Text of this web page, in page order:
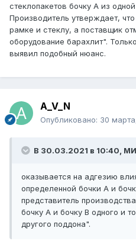
стеклопакетов бочку А из
Производитель утверждает,
рамке и стеклу, а поставщик
оборудование барахлит".
выявил подобный нюанс.
A_V_N
Опубликовано: 30
В 30.03.2021 в 10:40,
оказывается на адгезию
определенной бочки А и
представитель
бочку А и бочку В одного и
другого поддона".